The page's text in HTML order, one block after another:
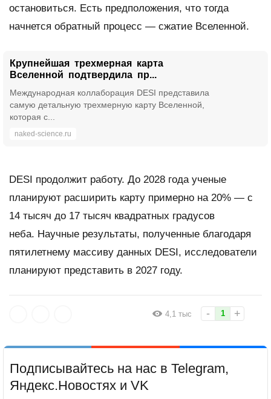
остановиться. Есть предположения, что тогда
начнется обратный процесс — сжатие Вселенной.
Крупнейшая трехмерная карта
Вселенной подтвердила пр...
Международная коллаборация DESI представила
самую детальную трехмерную карту Вселенной,
которая с...
naked-science.ru
DESI продолжит работу. До 2028 года ученые
планируют расширить карту примерно на 20% — с
14 тысяч до 17 тысяч квадратных градусов
неба. Научные результаты, полученные благодаря
пятилетнему массиву данных DESI, исследователи
планируют представить в 2027 году.
- 1 +
4,1 тыс
Подписывайтесь на нас в Telegram,
Яндекс.Новостях и VK